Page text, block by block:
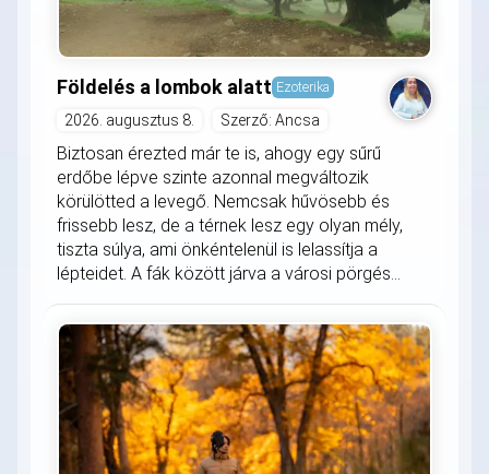
Földelés a lombok alatt Ezoterika
2026. augusztus 8. Szerző: Ancsa
Biztosan érezted már te is, ahogy egy sűrű
erdőbe lépve szinte azonnal megváltozik
körülötted a levegő. Nemcsak hűvösebb és
frissebb lesz, de a térnek lesz egy olyan mély,
tiszta súlya, ami önkéntelenül is lelassítja a
lépteidet. A fák között járva a városi pörgés...